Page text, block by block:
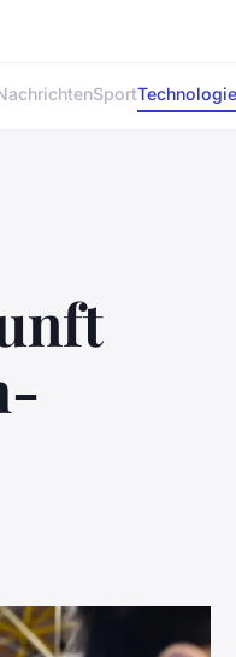
SportTechnologie